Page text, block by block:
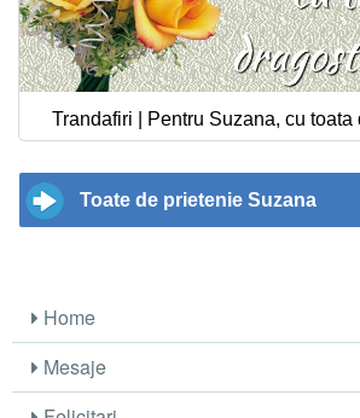
Trandafiri | Pentru Suzana, cu toata
Toate de prietenie Suzana
Home
Mesaje